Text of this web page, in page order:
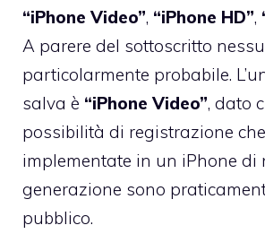
“iPhone Video”, “iPhone HD”,
A parere del sottoscritto
particolarmente probabile.
salva è “iPhone Video”, dato
possibilità di registrazione
implementate in un iPhone di
generazione sono
pubblico.